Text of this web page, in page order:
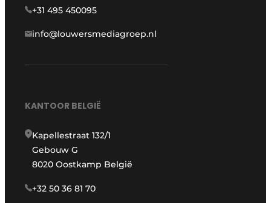
+31 495 450095
info@louwersmediagroep.nl
KANTOOR BELGIË
Kapellestraat 132/1
Gebouw G
8020 Oostkamp België
+32 50 36 81 70